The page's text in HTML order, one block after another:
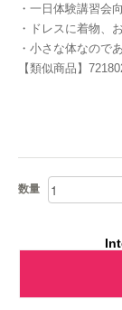
・一日体験講習会
・ドレスに着物、
・小さな体なので
【類似商品】
数量